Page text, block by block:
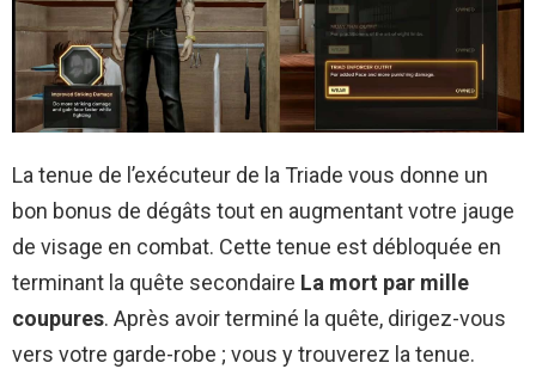
La tenue de l’exécuteur de la Triade vous donne un
bon bonus de dégâts tout en augmentant votre jauge
de visage en combat. Cette tenue est débloquée en
terminant la quête secondaire La mort par mille
coupures. Après avoir terminé la quête, dirigez-vous
vers votre garde-robe ; vous y trouverez la tenue.